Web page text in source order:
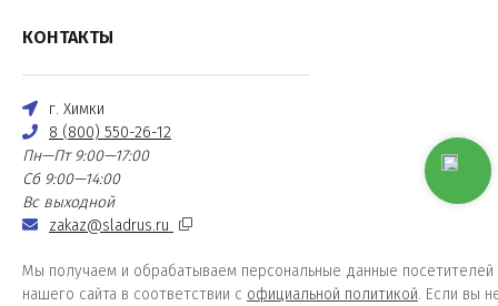
КОНТАКТЫ
г. Химки
8 (800) 550-26-12
Пн—Пт 9:00—17:00
Сб 9:00—14:00
Вс выходной
zakaz@sladrus.ru
Мы получаем и обрабатываем персональные данные посетителей
нашего сайта в соответствии с официальной политикой. Если вы